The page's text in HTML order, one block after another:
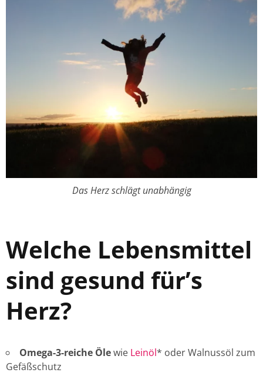
Das Herz schlägt unabhängig
Welche Lebensmittel
sind gesund für’s
Herz?
Omega-3-reiche Ölewie Leinöl* oder Walnussöl zum
Gefäßschutz